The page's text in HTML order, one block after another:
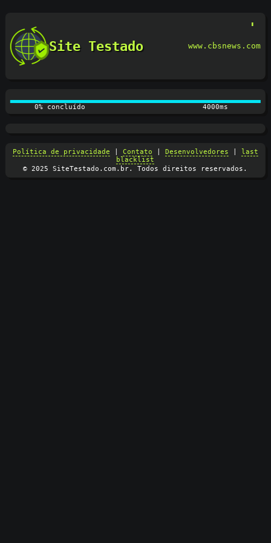
Site Testado www.cbsnews.com
0% concluído 4000ms
Política de privacidade Contato Desenvolvedores
last
blacklist
© 2025 SiteTestado.com.br. Todos direitos reservados.